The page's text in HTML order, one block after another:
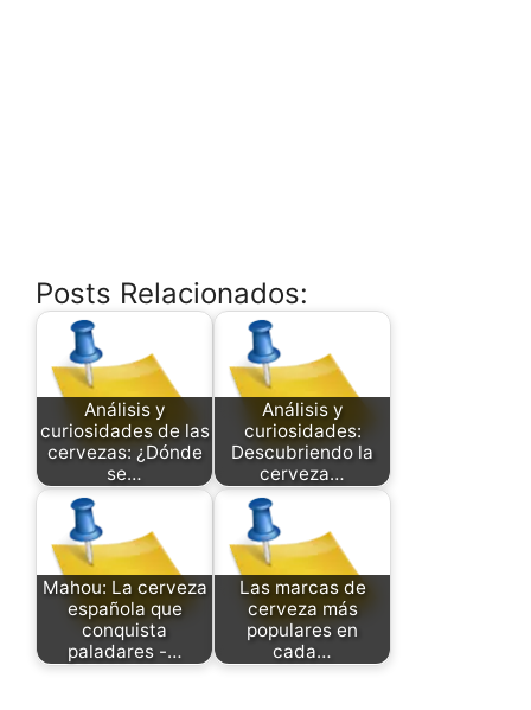
Posts Relacionados:
Análisis y
curiosidades de las
cervezas: ¿Dónde
se…
Análisis y
curiosidades:
Descubriendo la
cerveza…
Mahou: La cerveza
española que
conquista
paladares -…
Las marcas de
cerveza más
populares en
cada…